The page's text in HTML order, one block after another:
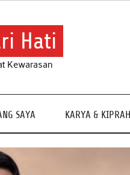
Hati
Kewarasan
SAYA KARYA & KIPRAH